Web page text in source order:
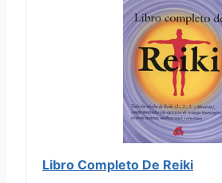
Libro Completo De Reiki